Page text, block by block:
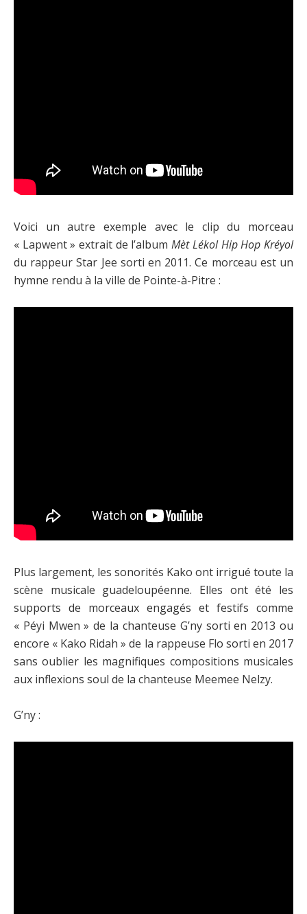
Voici un autre exemple avec le clip du morceau
« Lapwent » extrait de l’albumMèt Lékol Hip Hop Kréyol
du rappeur Star Jee sorti en 2011. Ce morceau est un
hymne rendu à la ville de Pointe-à-Pitre :
Plus largement, les sonorités Kako ont irrigué toute la
scène musicale guadeloupéenne. Elles ont été les
supports de morceaux engagés et festifs comme
« Péyi Mwen » de la chanteuse G’ny sorti en 2013 ou
encore « Kako Ridah » de la rappeuse Flo sorti en 2017
sans oublier les magnifiques compositions musicales
aux inflexions soul de la chanteuse Meemee Nelzy.
G’ny :